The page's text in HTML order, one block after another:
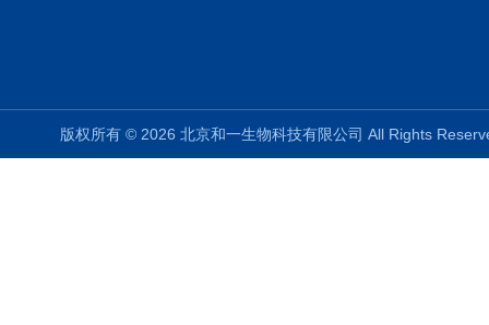
版权所有 © 2026 北京和一生物科技有限公司 All Rights